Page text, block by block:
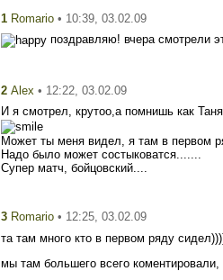
1 Romario • 10:39, 03.02.09
поздравляю! вчера смотрели
2 Alex • 12:22, 03.02.09
И я смотрел, крутоо,а помнишь как
Может ты меня видел, я там в первом
Надо было может состыковатся.......
Супер матч, бойцовский....
3 Romario • 12:25, 03.02.09
та там много кто в первом ряду
мы там большего всего